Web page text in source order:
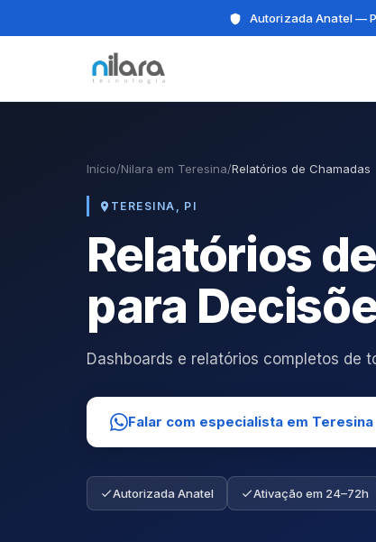
Autorizada Anatel —
Início/Nilara em Teresina/Relatórios de Chamadas
TERESINA, PI
Relatórios
para
Dashboards e relatórios completos de
Falar com especialista em Teresina
Autorizada Anatel Ativação em 24–72h